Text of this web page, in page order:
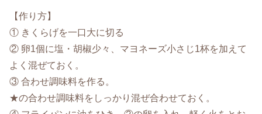
【作り方】
① きくらげを一口大に切る
② 卵1個に塩・胡椒少々、マヨネーズ小さじ1杯を加えて
よく混ぜておく。
③ 合わせ調味料を作る。
★の合わせ調味料をしっかり混ぜ合わせておく。